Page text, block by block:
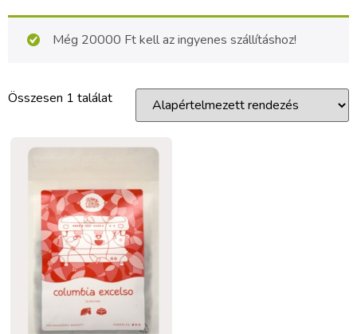
Még 20000 Ftkell az ingyenes szállításhoz!
Összesen 1 találat